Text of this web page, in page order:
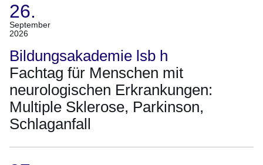
26.
September
2026
(Termin:
26.
September
Bildungsakademie lsb h
Fachtag für Menschen mit
neurologischen Erkrankungen:
Multiple Sklerose, Parkinson,
Schlaganfall